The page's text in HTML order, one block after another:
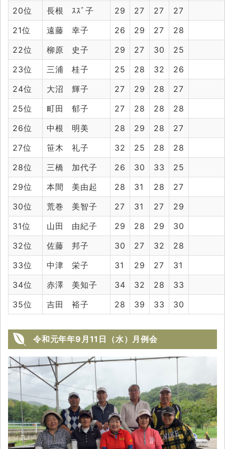
20位
長根 ｽｽﾞ子 29 27 27
27
21位
遠藤 幸子 26 29 27
28
22位
柳原 史子 29 27 30
25
23位
三浦 桂子 25 28 32
26
24位
大沼 輝子 27 29 28
27
25位
町田 郁子 27 28 28
28
26位
中根 明美 28 29 28
27
27位
笹木 礼子 32 25 28
28
28位
三橋 加代子 26 30 33
25
29位
本間 美由起 28 31 28
27
30位
荒巻 美智子 27 31 27
29
31位
山田 由紀子 29 28 29
30
32位
佐藤 邦子 30 27 32
28
33位
中津 栄子 31 29 27
31
34位
赤澤 美知子 34 32 28
33
35位
吉田 裕子 28 39 33 30
令和元年年9月11日（水）月例会